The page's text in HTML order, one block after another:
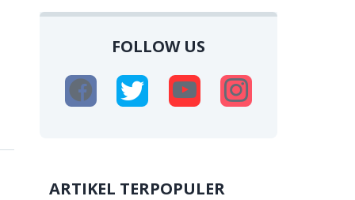
FOLLOW US
ARTIKEL TERPOPULER